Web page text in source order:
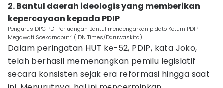
2. Bantul daerah ideologis yang memberikan
kepercayaan kepada PDIP
Pengurus DPC PDI Perjuangan Bantul mendengarkan pidato Ketum PDIP
Megawati Soekarnoputri.(IDN Times/Daruwaskita)
Dalam peringatan HUT ke-52, PDIP, kata Joko,
telah berhasil memenangkan pemilu legislatif
secara konsisten sejak era reformasi hingga saat